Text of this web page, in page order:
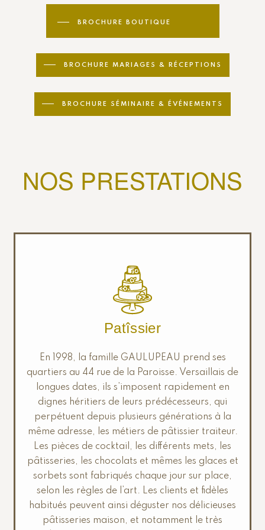
BROCHURE BOUTIQUE
BROCHURE MARIAGES & RÉCEPTIONS
BROCHURE SÉMINAIRE & ÉVÉNEMENTS
NOS PRESTATIONS
Patîssier
En 1998, la famille GAULUPEAU prend ses
quartiers au 44 rue de la Paroisse. Versaillais de
longues dates, ils s’imposent rapidement en
dignes héritiers de leurs prédécesseurs, qui
perpétuent depuis plusieurs générations à la
même adresse, les métiers de pâtissier traiteur.
Les pièces de cocktail, les différents mets, les
pâtisseries, les chocolats et mêmes les glaces et
sorbets sont fabriqués chaque jour sur place,
selon les règles de l’art. Les clients et fidèles
habitués peuvent ainsi déguster nos délicieuses
pâtisseries maison, et notamment le très